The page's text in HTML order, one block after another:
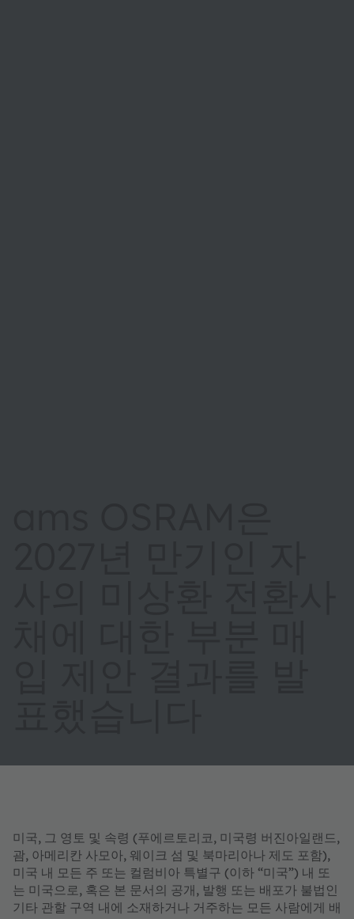
미국, 그 영토 및 속령 (푸에르토리코, 미국령 버진아일랜드,
괌, 아메리칸 사모아, 웨이크 섬 및 북마리아나 제도 포함),
미국 내 모든 주 또는 컬럼비아 특별구 (이하 “미국”) 내 또
는 미국으로, 혹은 본 문서의 공개, 발행 또는 배포가 불법인
기타 관할 구역 내에 소재하거나 거주하는 모든 사람에게 배